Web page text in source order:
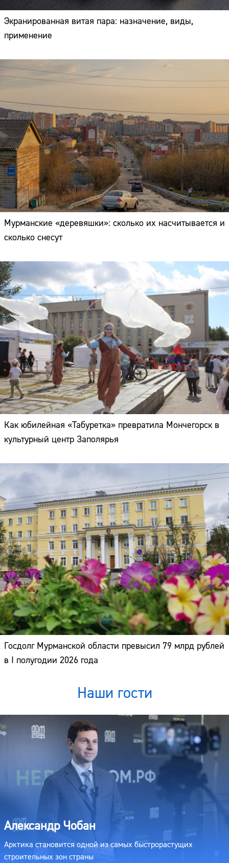
Экранированная витая пара: назначение, виды,
применение
Мурманские «деревяшки»: сколько их насчитывается и
сколько снесут
Как юбилейная «Табуретка» превратила Мончегорск в
культурный центр Заполярья
Госдолг Мурманской области превысил 79 млрд рублей
в I полугодии 2026 года
Наши гости
Александр Чобан
Арктика становится одной из самых быстрорастущих
строительных зон страны